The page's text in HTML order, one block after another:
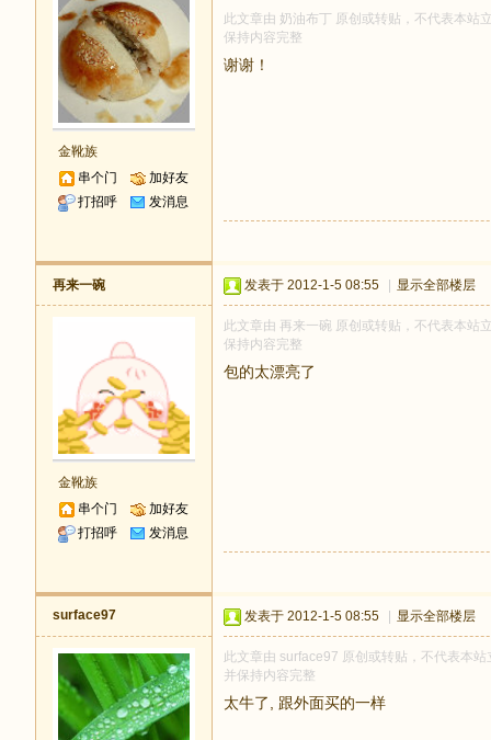
金靴族
串个门
加好友
打招呼
发消息
此文章由 奶油布丁 原创或转贴，不代表本站
保持内容完整
谢谢！
再来一碗
金靴族
串个门
加好友
打招呼
发消息
发表于 2012-1-5 08:55 显示全部楼层
此文章由 再来一碗 原创或转贴，不代表本站
保持内容完整
包的太漂亮了
surface97 发表于 2012-1-5 08:55 显示全部楼层
此文章由 surface97 原创或转贴，不代表本
并保持内容完整
太牛了, 跟外面买的一样